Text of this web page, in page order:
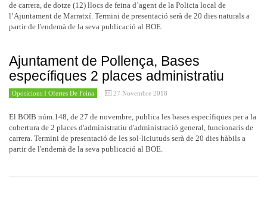
de carrera, de dotze (12) llocs de feina d’agent de la Policia local de
l’Ajuntament de Marratxí. Termini de presentació serà de 20 dies naturals a
partir de l'endemà de la seva publicació al BOE.
Ajuntament de Pollença, Bases
específiques 2 places administratiu
Oposicions I Ofertes De Feina 27 Novembre 2018
El BOIB núm.148, de 27 de novembre, publica les bases específiques per a la
cobertura de 2 places d'administratiu d'administració general, funcionaris de
carrera. Termini de presentació de les sol·liciutuds serà de 20 dies hàbils a
partir de l'endemà de la seva publicació al BOE.